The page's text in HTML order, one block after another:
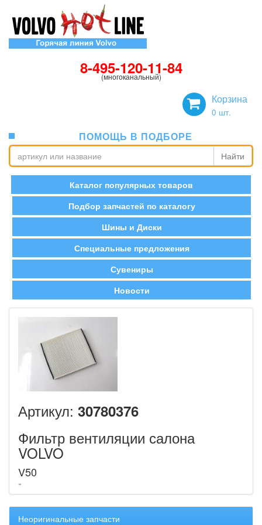
8-495-120-11-84
(многоканальный)
Корзина
0 шт.
ПОМОЩЬ В ПОДБОРЕ
Найти
Каталог популярных товаров
Подбор запчастей по каталогу
Шины и Диски
Специальные предложения
Сувениры
Новости
Артикул: 30780376
Фильтр вентиляции салона
VOLVO
V50
Неоригинальные запчасти